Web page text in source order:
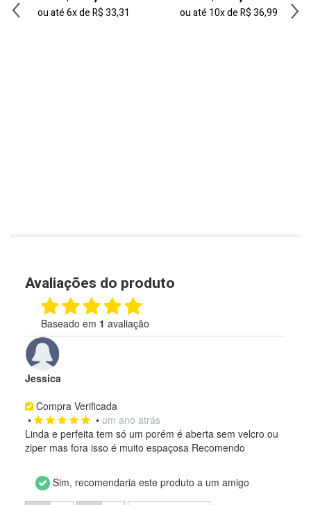
ou até6xdeR$ 33,31 ou até 10xdeR$ 36,99
Avaliações do produto
Baseado em 1 avaliação
Jessica
Compra Verificada
•
• um ano atrás
Linda e perfeita tem só um porém é aberta sem velcro ou
ziper mas fora isso é muito espaçosa Recomendo
Sim, recomendaria este produto a um amigo